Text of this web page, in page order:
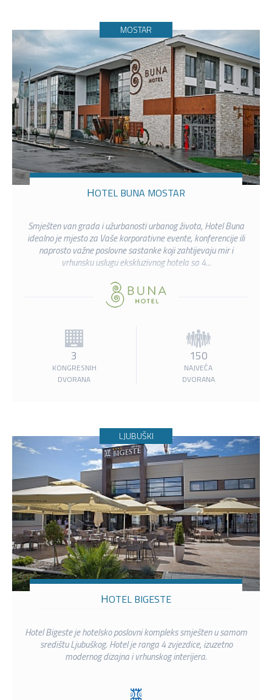
MOSTAR
HOTEL BUNA MOSTAR
Smješten van grada i užurbanosti urbanog života, Hotel Buna
idealno je mjesto za Vaše korporativne evente, konferencije ili
naprosto važne poslovne sastanke koji zahtijevaju mir i
vrhunsku uslugu ekskluzivnog hotela sa 4...
3
KONGRESNIH
DVORANA
150
NAJVEĆA
DVORANA
LJUBUŠKI
HOTEL BIGESTE
Hotel Bigeste je hotelsko poslovni kompleks smješten u samom
središtu Ljubuškog. Hotel je ranga 4 zvjezdice, izuzetno
modernog dizajna i vrhunskog interijera.